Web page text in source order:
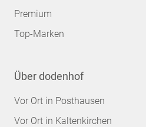
Premium
Top-Marken
Über dodenhof
Vor Ort in Posthausen
Vor Ort in Kaltenkirchen